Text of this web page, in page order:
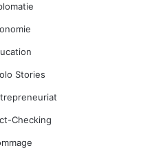
Stories
Checking